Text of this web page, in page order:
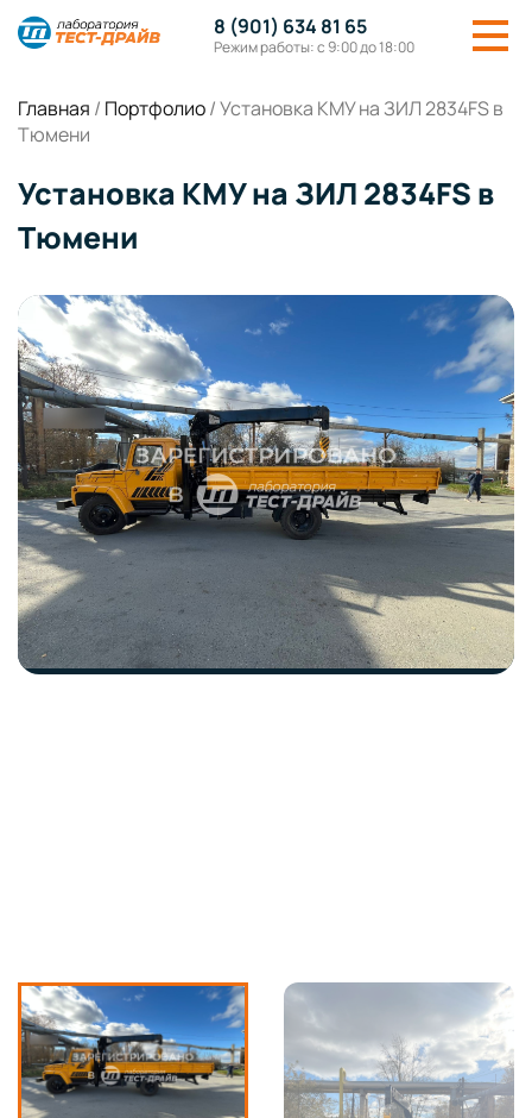
8 (901) 634 81 65
Режим работы: с 9:00 до 18:00
Главная / Портфолио/Установка КМУ на ЗИЛ 2834FS в
Тюмени
Установка КМУ на ЗИЛ 2834FS в
Тюмени